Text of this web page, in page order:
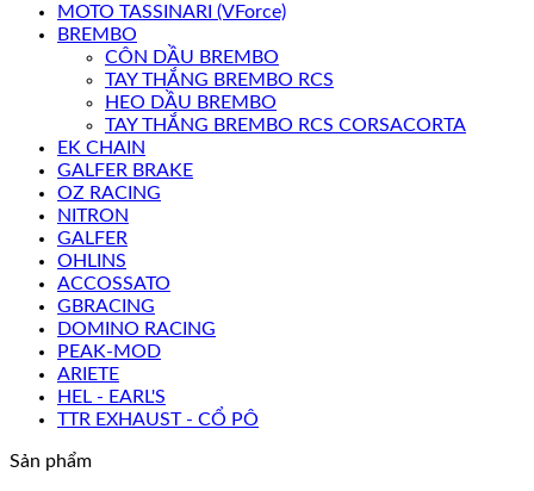
MOTO TASSINARI (VForce)
BREMBO
CÔN DẦU BREMBO
TAY THẮNG BREMBO RCS
HEO DẦU BREMBO
TAY THẮNG BREMBO RCS CORSACORTA
EK CHAIN
GALFER BRAKE
OZ RACING
NITRON
GALFER
OHLINS
ACCOSSATO
GBRACING
DOMINO RACING
PEAK-MOD
ARIETE
HEL - EARL'S
TTR EXHAUST - CỔ PÔ
Sản phẩm